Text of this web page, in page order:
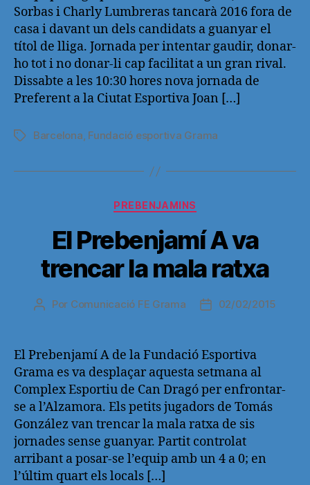
Sorbas i Charly Lumbreras tancarà 2016 fora de
casa i davant un dels candidats a guanyar el
títol de lliga. Jornada per intentar gaudir, donar-
ho tot i no donar-li cap facilitat a un gran rival.
Dissabte a les 10:30 hores nova jornada de
Preferent a la Ciutat Esportiva Joan […]
Etiquetas
Barcelona, Fundació esportiva Grama
Categorías
PREBENJAMINS
El Prebenjamí A va
trencar la mala ratxa
Autor
entrada
Por Comunicació FE Grama
Fecha
entrada
02/02/2015
El Prebenjamí A de la Fundació Esportiva
Grama es va desplaçar aquesta setmana al
Complex Esportiu de Can Dragó per enfrontar-
se a l’Alzamora. Els petits jugadors de Tomás
González van trencar la mala ratxa de sis
jornades sense guanyar. Partit controlat
arribant a posar-se l’equip amb un 4 a 0; en
l’últim quart els locals […]